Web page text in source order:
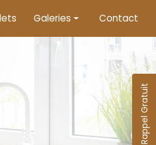
Rappel Gratuit
Galeries
extérieure
de volets
Contact